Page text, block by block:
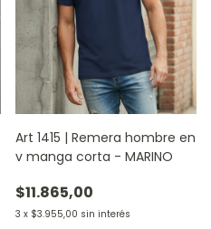
Art 1415 | Remera hombre en
v manga corta - MARINO
$11.865,00
3 x $3.955,00 sin interés